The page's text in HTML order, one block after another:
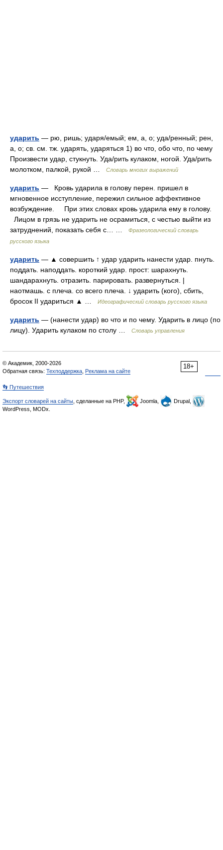
ударить — рю, ришь; ударя/емый; ем, а, о; уда/ренный; рен,
а, о; св. см. тж. ударять, ударяться 1) во что, обо что, по чему
Произвести удар, стукнуть. Уда/рить кулаком, ногой. Уда/рить
молотком, палкой, рукой …
Словарь многих выражений
ударить — Кровь ударила в голову перен. пришел в
мгновенное исступление, пережил сильное аффективное
возбуждение. При этих словах кровь ударила ему в голову.
Лицом в грязь не ударить не осрамиться, с честью выйти из
затруднений, показать себя с… …
Фразеологический словарь
русского языка
ударить — ▲ совершить ↑ удар ударить нанести удар. пнуть.
поддать. наподдать. короткий удар. прост: шарахнуть.
шандарахнуть. отразить. парировать. развернуться. |
наотмашь. с плеча. со всего плеча. ↓ ударить (кого), сбить,
бросок II удариться ▲ …
Идеографический словарь русского языка
ударить — (нанести удар) во что и по чему. Ударить в лицо (по
лицу). Ударить кулаком по столу …
Словарь управления
18+
© Академик, 2000-2026
Обратная связь: Техподдержка Реклама на сайте
👣 Путешествия
Экспорт словарей на сайты , сделанные на PHP, Joomla,
Drupal,
WordPress, MODx.